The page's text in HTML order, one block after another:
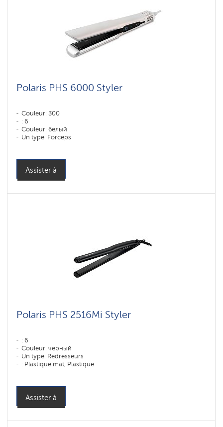
Polaris PHS 6000 Styler
Couleur: 300
: 6
Couleur: белый
Un type: Forceps
Assister à
Polaris PHS 2516Mi Styler
: 6
Couleur: черный
Un type: Redresseurs
: Plastique mat, Plastique
Assister à